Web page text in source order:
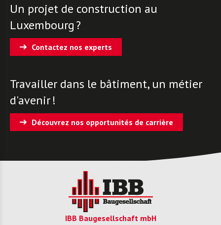
Un projet de construction au
Luxembourg ?
Contactez nos experts
Travailler dans le bâtiment, un métier
d'avenir !
Découvrez nos opportunités de carrière
IBB Baugesellschaft mbH